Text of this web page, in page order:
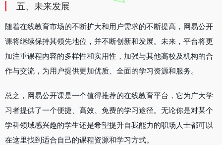
五、未来发展
随着在线教育市场的不断扩大和用户需求的不断提高，网易公开
课将继续保持其领先地位，并不断创新和发展。未来，平台将更
加注重课程内容的多样性和实用性，加强与其他高校及机构的合
作与交流，为用户提供更加优质、全面的学习资源和服务。
总之，网易公开课是一个值得推荐的在线教育平台，它为广大学
习者提供了一个便捷、高效、免费的学习途径。无论你是对某个
学科领域感兴趣的学生还是希望提升自我能力的职场人士都可以
在这里找到适合自己的课程资源和学习方式。